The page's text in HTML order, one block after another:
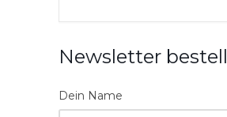
Newsletter
Dein Name